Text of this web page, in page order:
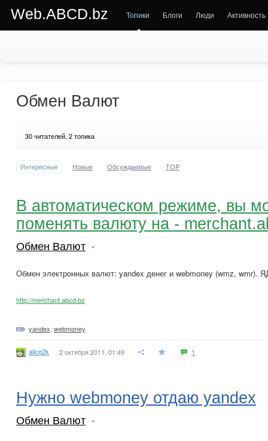
Web.ABCD.bz Топики Блоги Люди Активность
Обмен Валют
30читателей, 2 топика
Интересные Новые Обсуждаемые TOP
В автоматическом режиме, вы
поменять валюту на -
Обмен Валют
Обмен электронных валют: yandex денег и webmoney (wmz, wmr).
http://merchant.abcd.bz
yandex webmoney
alice2k 2 октября 2011, 01:49 1
Нужно webmoney отдаю yandex
Обмен Валют